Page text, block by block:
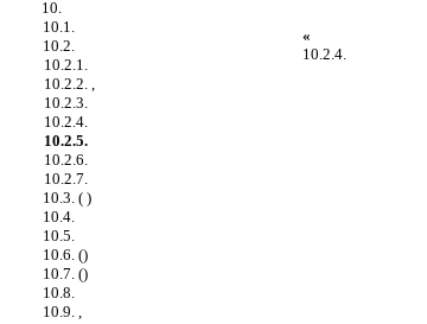
10.
10.1.
10.2.
10.2.1.
10.2.2. ,
10.2.3.
10.2.4.
10.2.5.
10.2.6.
10.2.7.
10.3. ( )
10.4.
10.5.
10.6. ()
10.7. ()
10.8.
10.9. ,
«
10.2.4.